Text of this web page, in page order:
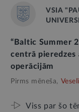
VSIA
“Baltic Summer
centrā pieredzes
operācijām
Pirms mēneša,
Viss par šo